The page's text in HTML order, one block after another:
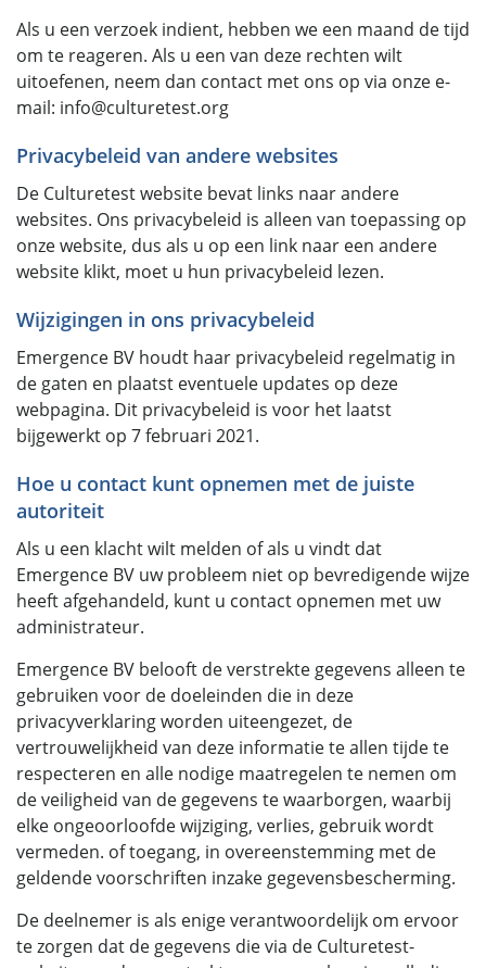
Als u een verzoek indient, hebben we een maand de tijd
om te reageren. Als u een van deze rechten wilt
uitoefenen, neem dan contact met ons op via onze e-
mail: info@culturetest.org
Privacybeleid van andere websites
De Culturetest website bevat links naar andere
websites. Ons privacybeleid is alleen van toepassing op
onze website, dus als u op een link naar een andere
website klikt, moet u hun privacybeleid lezen.
Wijzigingen in ons privacybeleid
Emergence BV houdt haar privacybeleid regelmatig in
de gaten en plaatst eventuele updates op deze
webpagina. Dit privacybeleid is voor het laatst
bijgewerkt op 7 februari 2021.
Hoe u contact kunt opnemen met de juiste
autoriteit
Als u een klacht wilt melden of als u vindt dat
Emergence BV uw probleem niet op bevredigende wijze
heeft afgehandeld, kunt u contact opnemen met uw
administrateur.
Emergence BV belooft de verstrekte gegevens alleen te
gebruiken voor de doeleinden die in deze
privacyverklaring worden uiteengezet, de
vertrouwelijkheid van deze informatie te allen tijde te
respecteren en alle nodige maatregelen te nemen om
de veiligheid van de gegevens te waarborgen, waarbij
elke ongeoorloofde wijziging, verlies, gebruik wordt
vermeden. of toegang, in overeenstemming met de
geldende voorschriften inzake gegevensbescherming.
De deelnemer is als enige verantwoordelijk om ervoor
te zorgen dat de gegevens die via de Culturetest-